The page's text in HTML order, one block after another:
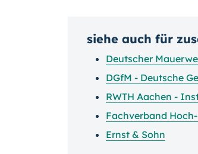
siehe auch für
Deutscher
DGfM - Deutsche
RWTH Aachen -
Fachverband
Ernst & Sohn